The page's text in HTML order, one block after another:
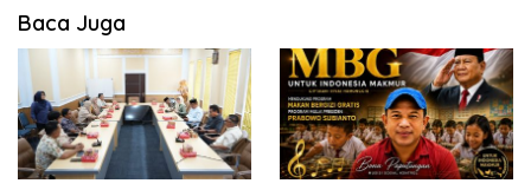
Baca Juga